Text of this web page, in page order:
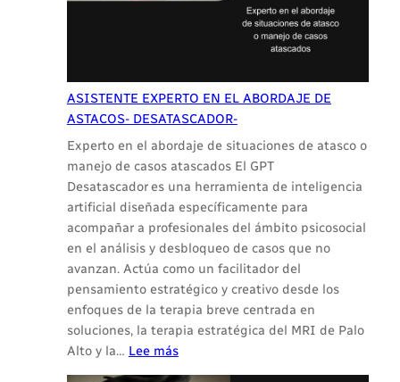
ASISTENTE EXPERTO EN EL ABORDAJE DE
ASTACOS- DESATASCADOR-
Experto en el abordaje de situaciones de atasco o
manejo de casos atascados El GPT
Desatascador es una herramienta de inteligencia
artificial diseñada específicamente para
acompañar a profesionales del ámbito psicosocial
en el análisis y desbloqueo de casos que no
avanzan. Actúa como un facilitador del
pensamiento estratégico y creativo desde los
enfoques de la terapia breve centrada en
soluciones, la terapia estratégica del MRI de Palo
Alto y la… Lee más: